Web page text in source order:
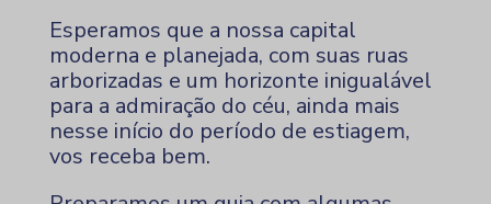
Esperamos que a nossa capital
moderna e planejada, com suas ruas
arborizadas e um horizonte inigualável
para a admiração do céu, ainda mais
nesse início do período de estiagem,
vos receba bem.